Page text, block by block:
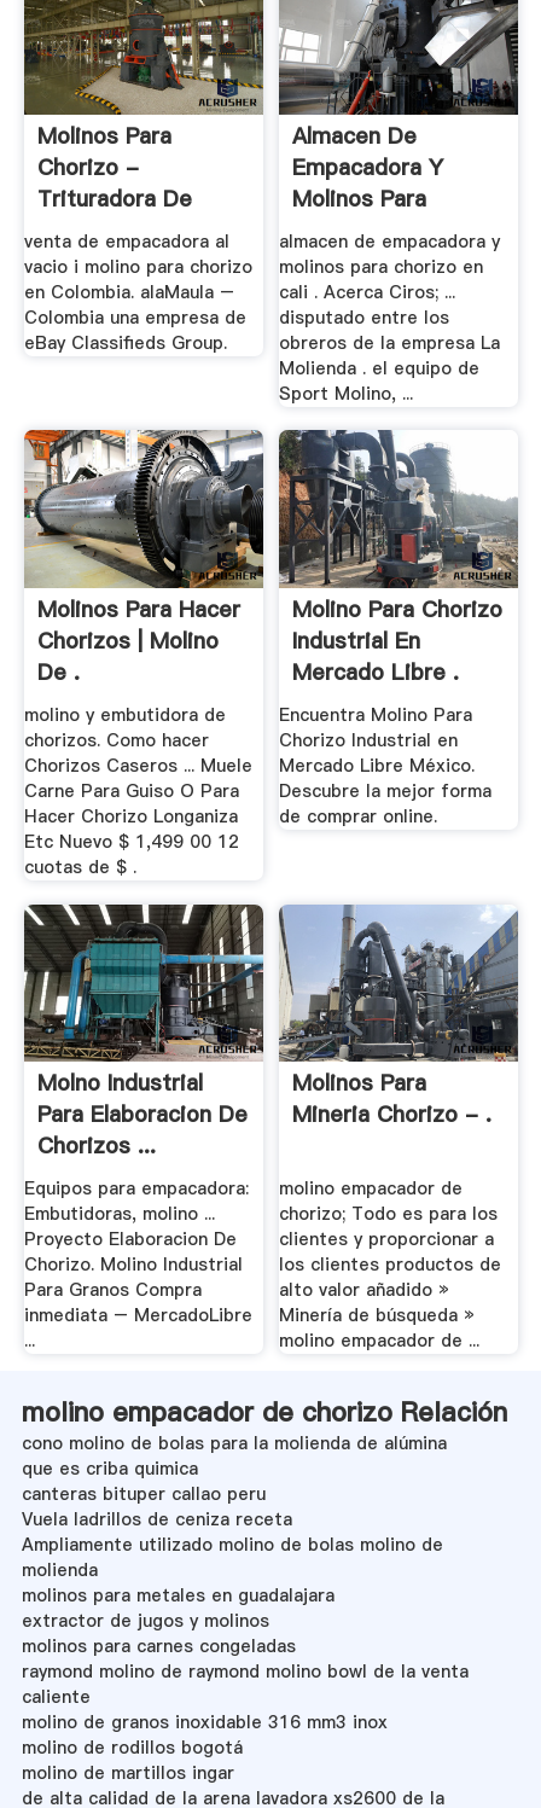
Molinos Para
Chorizo -
Trituradora De
Cono
venta de empacadora al
vacio i molino para chorizo
en Colombia. alaMaula –
Colombia una empresa de
eBay Classifieds Group.
Almacen De
Empacadora Y
Molinos Para
Chorizo .
almacen de empacadora y
molinos para chorizo en
cali . Acerca Ciros; ...
disputado entre los
obreros de la empresa La
Molienda . el equipo de
Sport Molino, ...
Molinos Para Hacer
Chorizos | Molino
De .
molino y embutidora de
chorizos. Como hacer
Chorizos Caseros ... Muele
Carne Para Guiso O Para
Hacer Chorizo Longaniza
Etc Nuevo $ 1,499 00 12
cuotas de $ .
Molino Para Chorizo
Industrial En
Mercado Libre .
Encuentra Molino Para
Chorizo Industrial en
Mercado Libre México.
Descubre la mejor forma
de comprar online.
Molno Industrial
Para Elaboracion De
Chorizos ...
Equipos para empacadora:
Embutidoras, molino ...
Proyecto Elaboracion De
Chorizo. Molino Industrial
Para Granos Compra
inmediata – MercadoLibre
...
Molinos Para
Mineria Chorizo - .
molino empacador de
chorizo; Todo es para los
clientes y proporcionar a
los clientes productos de
alto valor añadido »
Minería de búsqueda »
molino empacador de ...
molino empacador de chorizo Relación
cono molino de bolas para la molienda de alúmina
que es criba quimica
canteras bituper callao peru
Vuela ladrillos de ceniza receta
Ampliamente utilizado molino de bolas molino de
molienda
molinos para metales en guadalajara
extractor de jugos y molinos
molinos para carnes congeladas
raymond molino de raymond molino bowl de la venta
caliente
molino de granos inoxidable 316 mm3 inox
molino de rodillos bogotá
molino de martillos ingar
de alta calidad de la arena lavadora xs2600 de la